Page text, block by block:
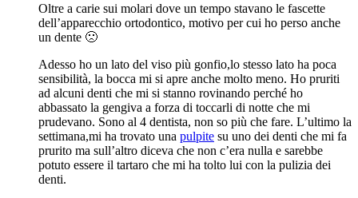
Oltre a carie sui molari dove un tempo stavano le fascette
dell’apparecchio ortodontico, motivo per cui ho perso anche
un dente 🙁
Adesso ho un lato del viso più gonfio,lo stesso lato ha poca
sensibilità, la bocca mi si apre anche molto meno. Ho pruriti
ad alcuni denti che mi si stanno rovinando perché ho
abbassato la gengiva a forza di toccarli di notte che mi
prudevano. Sono al 4 dentista, non so più che fare. L’ultimo la
settimana,mi ha trovato una pulpite su uno dei denti che mi fa
prurito ma sull’altro diceva che non c’era nulla e sarebbe
potuto essere il tartaro che mi ha tolto lui con la pulizia dei
denti.